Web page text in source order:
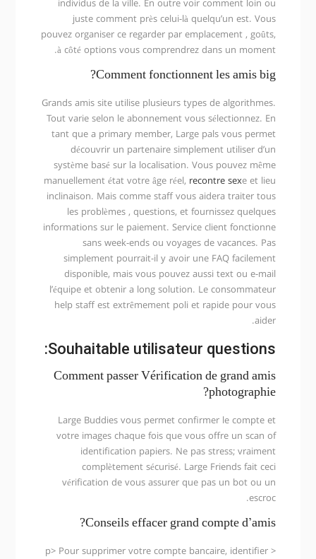
individus de la ville. En outre voir comment loin ou
juste comment près celui-là quelqu’un est. Vous
pouvez organiser ce regarder par emplacement , goûts,
à côté options vous comprendrez dans un moment.
Comment fonctionnent les amis big?
Grands amis site utilise plusieurs types de algorithmes.
Tout varie selon le abonnement vous sélectionnez. En
tant que a primary member, Large pals vous permet
découvrir un partenaire simplement utiliser d’un
système basé sur la localisation. Vous pouvez même
manuellement état votre âge réel, recontre sexe et lieu
inclinaison. Mais comme staff vous aidera traiter tous
les problèmes , questions, et fournissez quelques
informations sur le paiement. Service client fonctionne
sans week-ends ou voyages de vacances. Pas
simplement pourrait-il y avoir une FAQ facilement
disponible, mais vous pouvez aussi text ou e-mail
l’équipe et obtenir a long solution. Le consommateur
help staff est extrêmement poli et rapide pour vous
aider.
Souhaitable utilisateur questions:
Comment passer Vérification de grand amis
photographie?
Large Buddies vous permet confirmer le compte et
votre images chaque fois que vous offre un scan of
identification papiers. Ne pas stress; vraiment
complètement sécurisé. Large Friends fait ceci
vérification de vous assurer que pas un bot ou un
escroc.
Conseils effacer grand compte d’amis?
< p> Pour supprimer votre compte bancaire, identifier